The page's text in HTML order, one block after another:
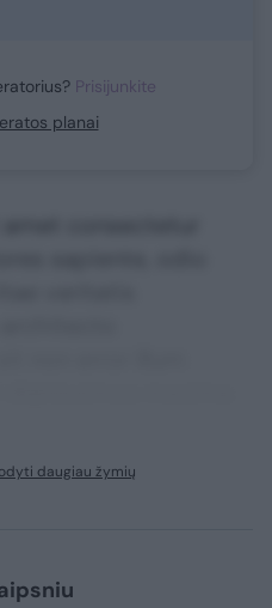
Prisijunkite
planai
daugiau žymių